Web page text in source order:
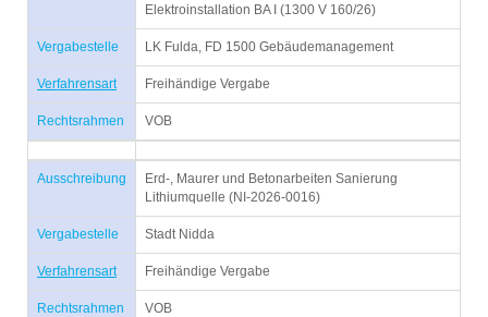
Elektroinstallation BA I (1300 V 160/26)
Vergabestelle LK Fulda, FD 1500 Gebäudemanagement
Verfahrensart Freihändige Vergabe
Rechtsrahmen VOB
Ausschreibung
Erd-, Maurer und Betonarbeiten Sanierung
Lithiumquelle (NI-2026-0016)
Vergabestelle Stadt Nidda
Verfahrensart Freihändige Vergabe
Rechtsrahmen VOB